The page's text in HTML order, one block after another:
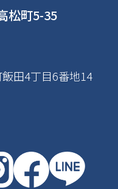
松町5-35
田4丁目6番地14